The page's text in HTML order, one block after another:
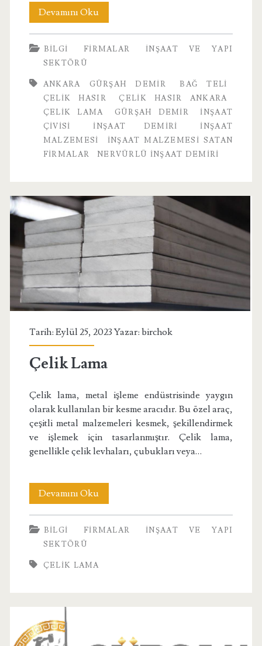
Devamını Okuİnşaat
Malzemesi
BILGI FIRMALAR
İNŞAAT VE YAPI
SEKTÖRÜ
ANKARA GÜRŞAH DEMIR
BAĞ TELI
ÇELIK HASIR
ÇELIK HASIR ANKARA
ÇELIK LAMA
GÜRŞAH DEMIR
INŞAAT
ÇIVISI
INŞAAT DEMIRI
INŞAAT
MALZEMESI
İNŞAAT MALZEMESI SATAN
FIRMALAR
NERVÜRLÜ INŞAAT DEMIRI
Tarih: Eylül 25, 2023 Yazar: birchok
Çelik Lama
Çelik lama, metal işleme endüstrisinde yaygın
olarak kullanılan bir kesme aracıdır. Bu özel araç,
çeşitli metal malzemeleri kesmek, şekillendirmek
ve işlemek için tasarlanmıştır. Çelik lama,
genellikle çelik levhaları, çubukları veya…
Devamını OkuÇelik
Lama
BILGI FIRMALAR
İNŞAAT VE YAPI
SEKTÖRÜ
ÇELIK LAMA